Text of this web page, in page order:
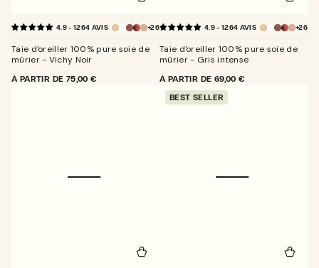
4.9 - 1264 AVIS +26
Taie d'oreiller 100% pure soie de
mûrier - Vichy Noir
PRIX
À PARTIR DE 75,00 €
4.9 - 1264 AVIS +26
Taie d'oreiller 100% pure soie de
mûrier - Gris intense
PRIX
NORMAL
À PARTIR DE 69,00 €
BEST SELLER